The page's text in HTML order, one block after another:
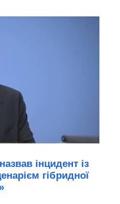
інцидент із
гібридної